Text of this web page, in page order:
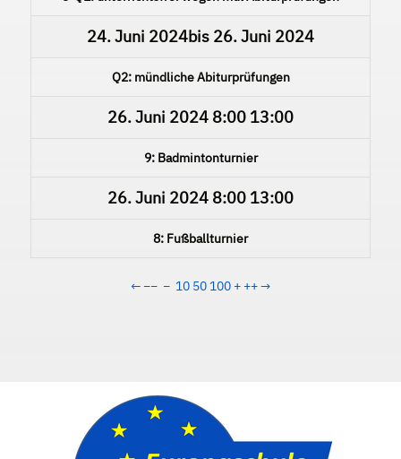
24. Juni 2024bis 26. Juni 2024
Q2: mündliche Abiturprüfungen
26. Juni 2024 8:00 13:00
9: Badmintonturnier
26. Juni 2024 8:00 13:00
8: Fußballturnier
← −− − 10 50 100 + ++→